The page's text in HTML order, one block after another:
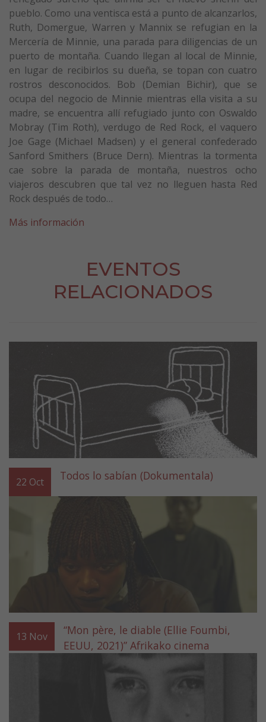
pueblo. Como una ventisca está a punto de alcanzarlos,
Ruth, Domergue, Warren y Mannix se refugian en la
Mercería de Minnie, una parada para diligencias de un
puerto de montaña. Cuando llegan al local de Minnie,
en lugar de recibirlos su dueña, se topan con cuatro
rostros desconocidos. Bob (Demian Bichir), que se
ocupa del negocio de Minnie mientras ella visita a su
madre, se encuentra allí refugiado junto con Oswaldo
Mobray (Tim Roth), verdugo de Red Rock, el vaquero
Joe Gage (Michael Madsen) y el general confederado
Sanford Smithers (Bruce Dern). Mientras la tormenta
cae sobre la parada de montaña, nuestros ocho
viajeros descubren que tal vez no lleguen hasta Red
Rock después de todo…
Más información
EVENTOS
RELACIONADOS
22 Oct Todos lo sabían (Dokumentala)
13 Nov
“Mon père, le diable (Ellie Foumbi,
EEUU, 2021)” Afrikako cinema